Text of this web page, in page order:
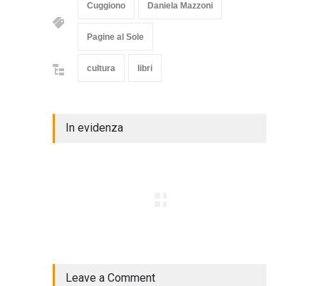
Cuggiono Daniela Mazzoni
Pagine al Sole
cultura libri
In evidenza
Leave a Comment